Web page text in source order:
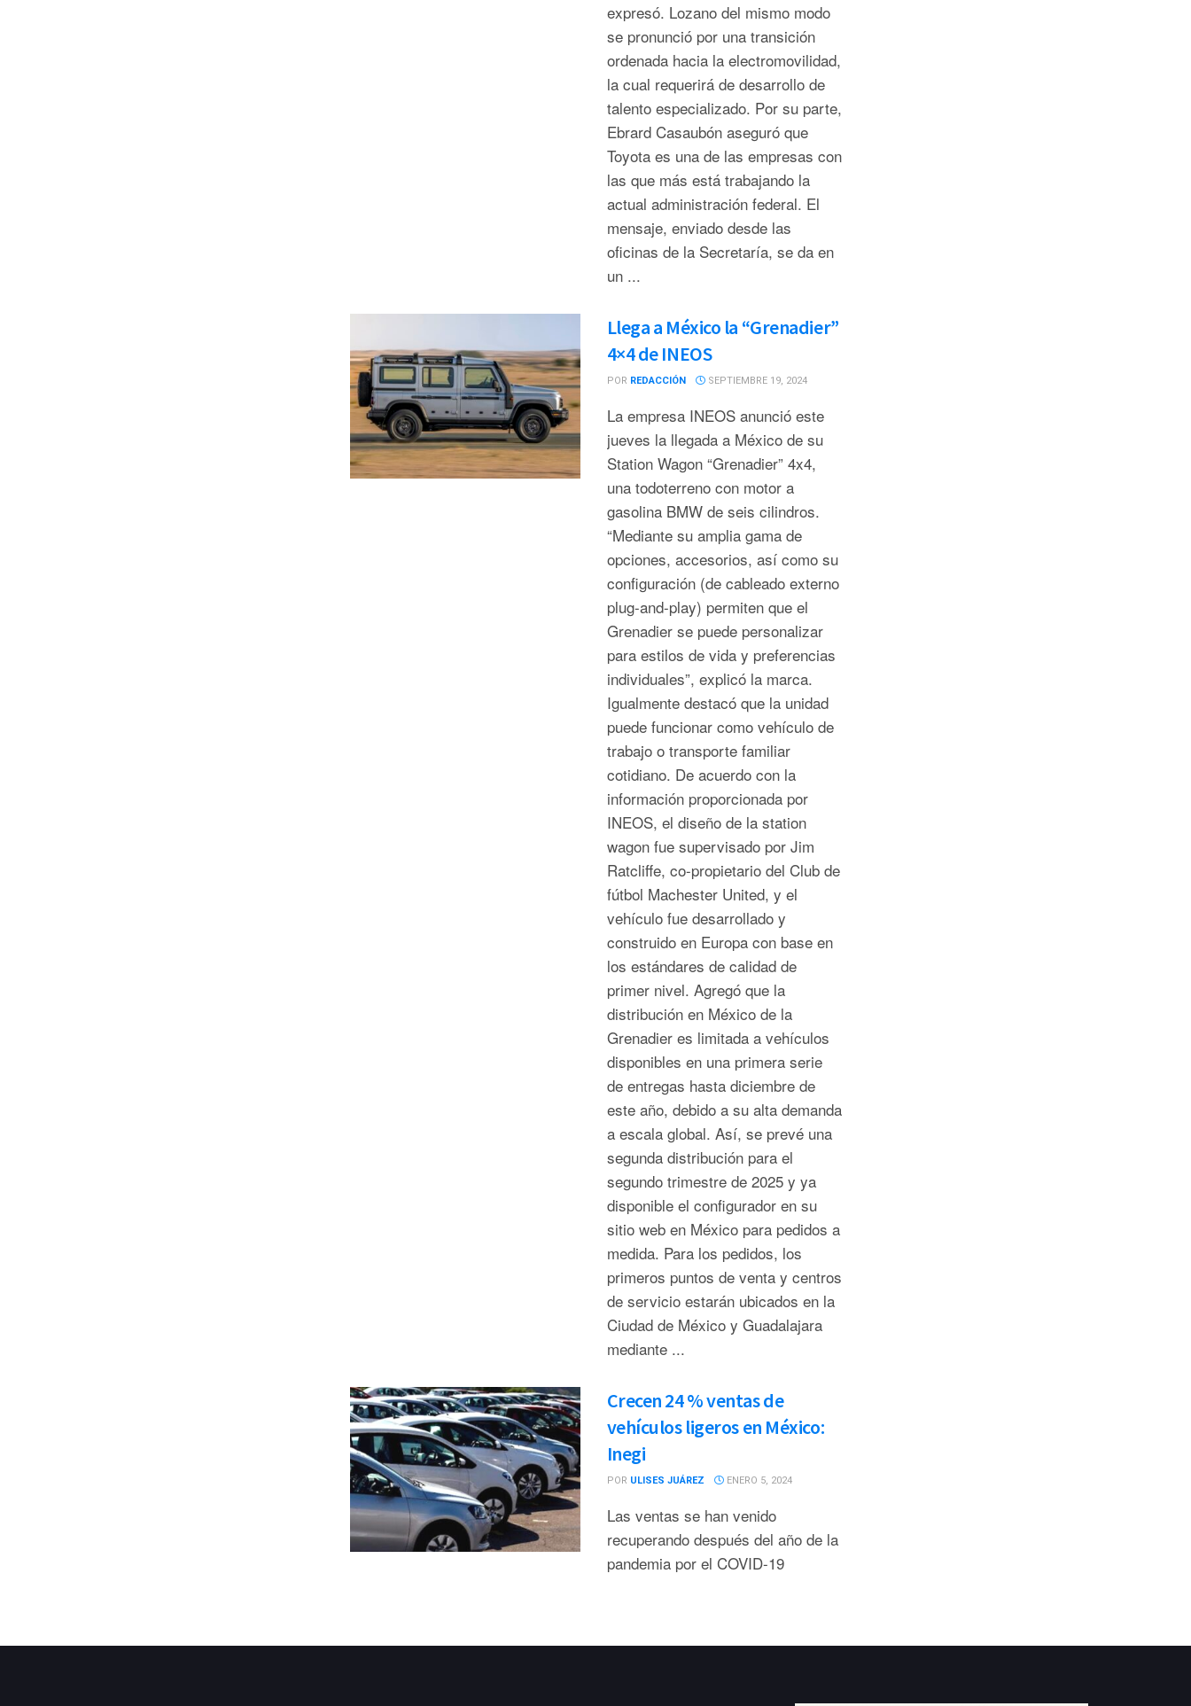
expresó. Lozano del mismo modo
se pronunció por una transición
ordenada hacia la electromovilidad,
la cual requerirá de desarrollo de
talento especializado. Por su parte,
Ebrard Casaubón aseguró que
Toyota es una de las empresas con
las que más está trabajando la
actual administración federal. El
mensaje, enviado desde las
oficinas de la Secretaría, se da en
un ...
Llega a México la “Grenadier”
4×4 de INEOS
POR REDACCIÓN SEPTIEMBRE 19, 2024
La empresa INEOS anunció este
jueves la llegada a México de su
Station Wagon “Grenadier” 4x4,
una todoterreno con motor a
gasolina BMW de seis cilindros.
“Mediante su amplia gama de
opciones, accesorios, así como su
configuración (de cableado externo
plug-and-play) permiten que el
Grenadier se puede personalizar
para estilos de vida y preferencias
individuales”, explicó la marca.
Igualmente destacó que la unidad
puede funcionar como vehículo de
trabajo o transporte familiar
cotidiano. De acuerdo con la
información proporcionada por
INEOS, el diseño de la station
wagon fue supervisado por Jim
Ratcliffe, co-propietario del Club de
fútbol Machester United, y el
vehículo fue desarrollado y
construido en Europa con base en
los estándares de calidad de
primer nivel. Agregó que la
distribución en México de la
Grenadier es limitada a vehículos
disponibles en una primera serie
de entregas hasta diciembre de
este año, debido a su alta demanda
a escala global. Así, se prevé una
segunda distribución para el
segundo trimestre de 2025 y ya
disponible el configurador en su
sitio web en México para pedidos a
medida. Para los pedidos, los
primeros puntos de venta y centros
de servicio estarán ubicados en la
Ciudad de México y Guadalajara
mediante ...
Crecen 24 % ventas de
vehículos ligeros en México:
Inegi
POR ULISES JUÁREZ ENERO 5, 2024
Las ventas se han venido
recuperando después del año de la
pandemia por el COVID-19